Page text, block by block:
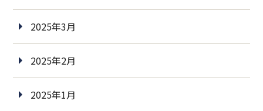
2025年3月
2025年2月
2025年1月